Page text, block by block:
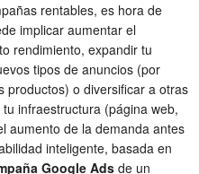
rentables, es hora de
implicar aumentar el
rendimiento, expandir tu
tipos de anuncios (por
productos) o diversificar a otras
infraestructura (página web,
aumento de la demanda antes
inteligente, basada en
Google Adsde un